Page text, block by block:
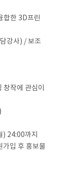
합한 3D프린
강사) / 보조
작에 관심이
) 24:00까지
가입 후 홍보물